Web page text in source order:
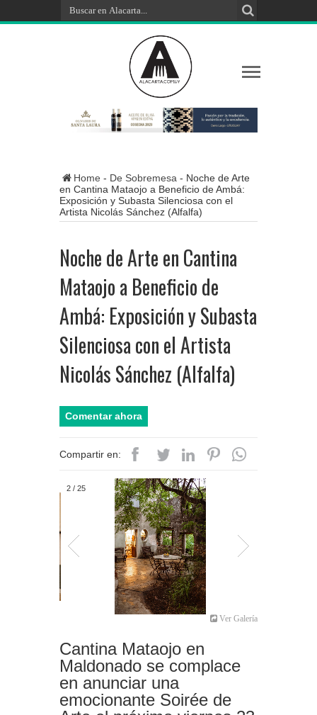
Home - De Sobremesa - Noche de Arte
en Cantina Mataojo a Beneficio de Ambá:
Exposición y Subasta Silenciosa con el
Artista Nicolás Sánchez (Alfalfa)
Noche de Arte en Cantina
Mataojo a Beneficio de
Ambá: Exposición y Subasta
Silenciosa con el Artista
Nicolás Sánchez (Alfalfa)
Comentar ahora
Compartir en:
2 / 25
Ver Galería
Cantina Mataojo en
Maldonado se complace
en anunciar una
emocionante Soirée de